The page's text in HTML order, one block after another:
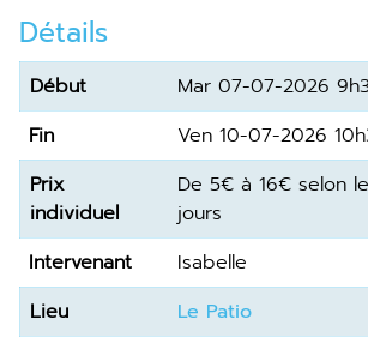
Détails
Début
Mar 07-07-2026
Fin
Ven 10-07-2026
Prix
individuel
de 5€ à 16€ selon le nombre de
jours
Intervenant
Isabelle
Lieu
Le Patio